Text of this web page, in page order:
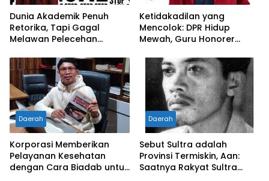
Dunia Akademik Penuh
Retorika, Tapi Gagal
Melawan Pelecehan
Ketidakadilan yang
Mencolok: DPR Hidup
Mewah, Guru Honorer
Kemiskinan
Daerah
Korporasi Memberikan
Pelayanan Kesehatan
dengan Cara Biadab untuk
Daerah
Sebut Sultra adalah
Provinsi Termiskin, Aan:
Saatnya Rakyat Sultra